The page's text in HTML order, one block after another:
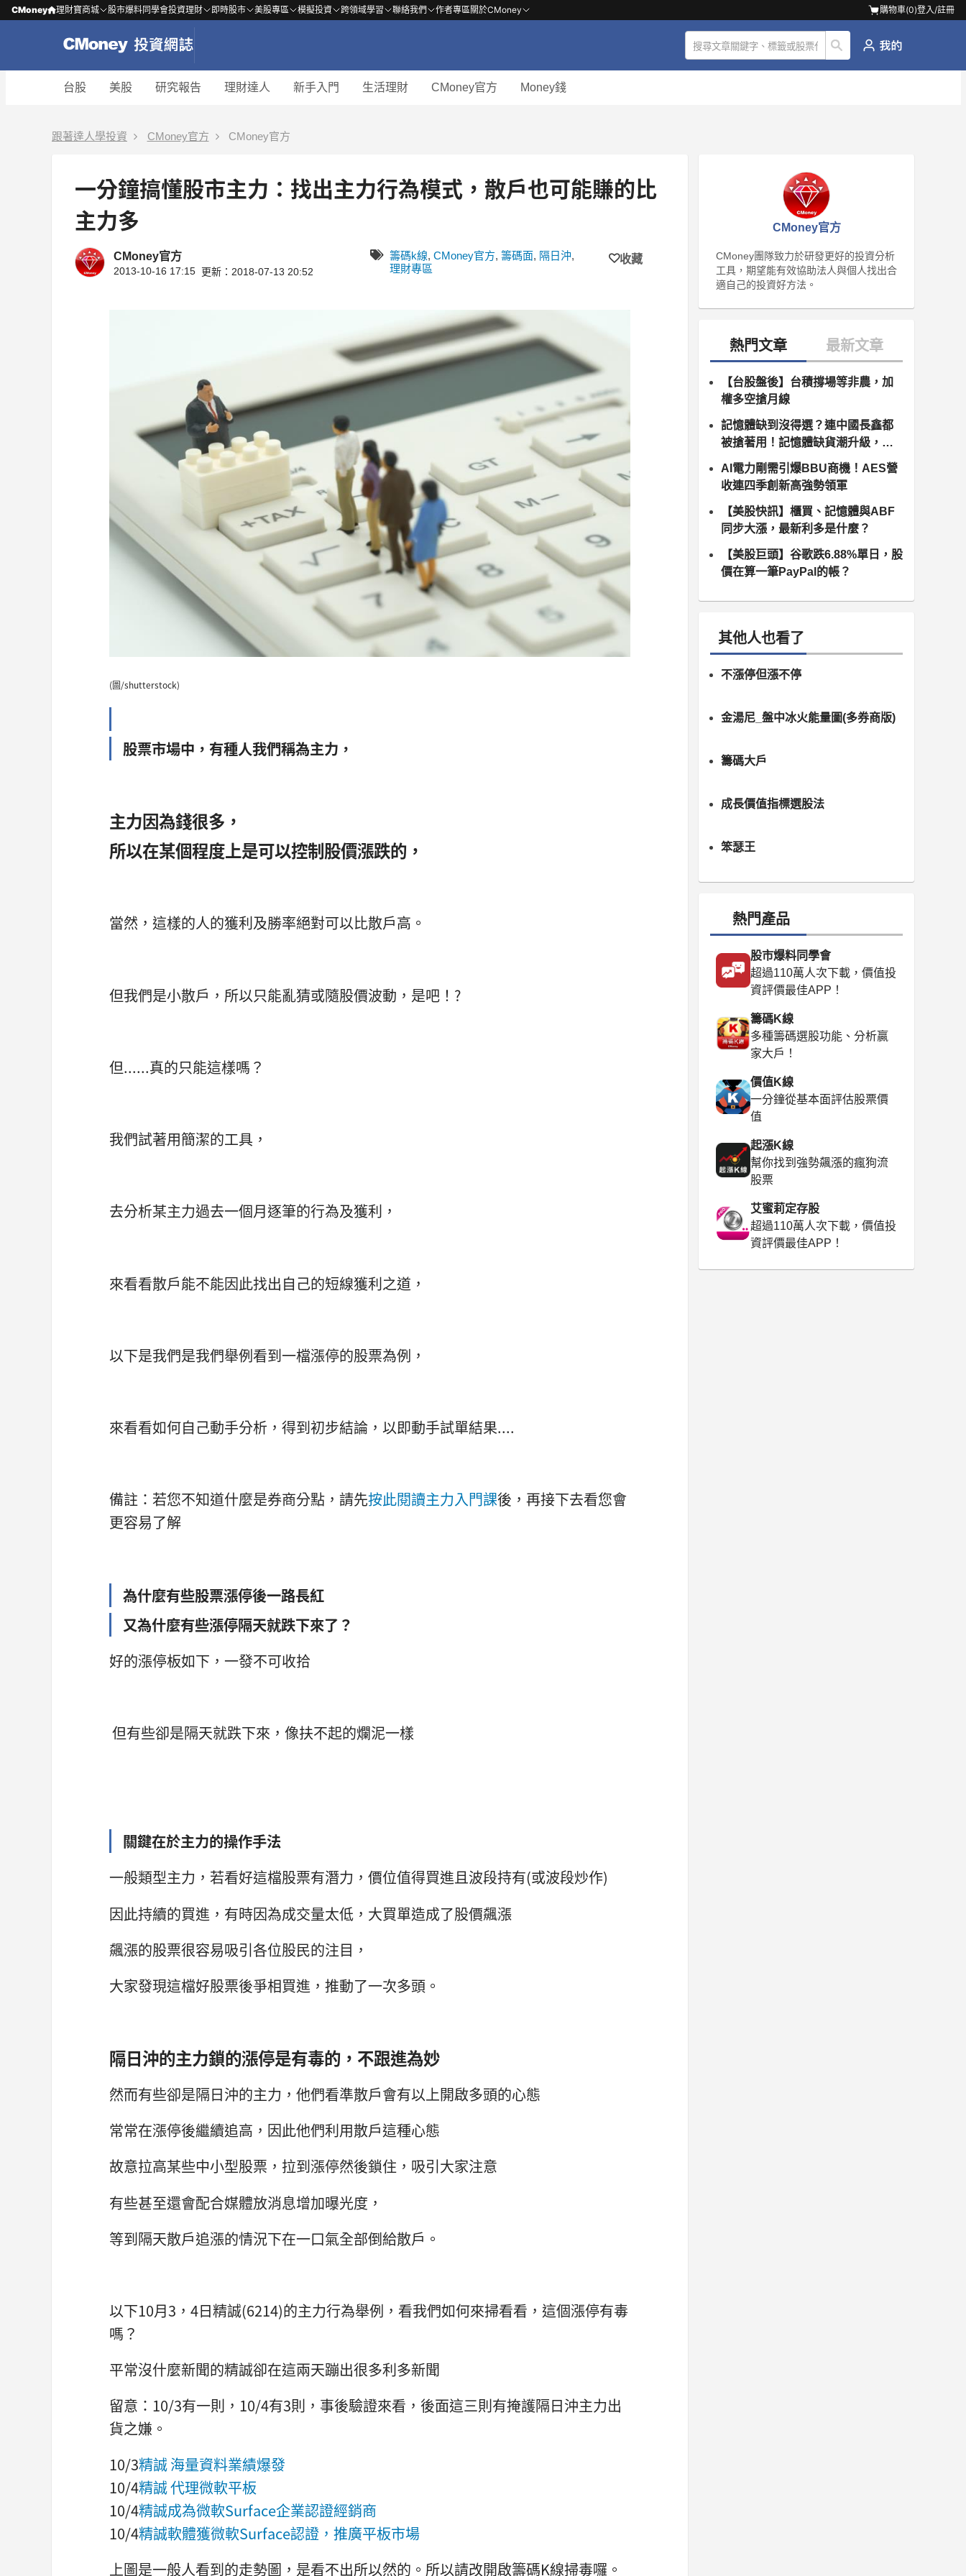
CMoney 理財寶商城 股市爆料同學會投資理財 即時股市 美股專區 模擬投資 跨領域學習 聯絡我們 作者專區關於CMoney 購物車(0)登入/註冊
台股 美股 研究報告 理財達人 新手入門 生活理財 CMoney官方 Money錢
跟著達人學投資 CMoney官方 CMoney官方
一分鐘搞懂股市主力：找出主力行為模式，散戶也可能賺的比
主力多
CMoney官方
2013-10-16 17:15 更新：2018-07-13 20:52
籌碼k線, CMoney官方, 籌碼面, 隔日沖,
理財專區
收藏
(圖/shutterstock)
股票市場中，有種人我們稱為主力，
主力因為錢很多，
所以在某個程度上是可以控制股價漲跌的，
當然，這樣的人的獲利及勝率絕對可以比散戶高。
但我們是小散戶，所以只能亂猜或隨股價波動，是吧！?
但......真的只能這樣嗎？
我們試著用簡潔的工具，
去分析某主力過去一個月逐筆的行為及獲利，
來看看散戶能不能因此找出自己的短線獲利之道，
以下是我們是我們舉例看到一檔漲停的股票為例，
來看看如何自己動手分析，得到初步結論，以即動手試單結果....
備註：若您不知道什麼是券商分點，請先按此閱讀主力入門課後，再接下去看您會
更容易了解
為什麼有些股票漲停後一路長紅
又為什麼有些漲停隔天就跌下來了？
好的漲停板如下，一發不可收拾
但有些卻是隔天就跌下來，像扶不起的爛泥一樣
關鍵在於主力的操作手法
一般類型主力，若看好這檔股票有潛力，價位值得買進且波段持有(或波段炒作)
因此持續的買進，有時因為成交量太低，大買單造成了股價飆漲
飆漲的股票很容易吸引各位股民的注目，
大家發現這檔好股票後爭相買進，推動了一次多頭。
隔日沖的主力鎖的漲停是有毒的，不跟進為妙
然而有些卻是隔日沖的主力，他們看準散戶會有以上開啟多頭的心態
常常在漲停後繼續追高，因此他們利用散戶這種心態
故意拉高某些中小型股票，拉到漲停然後鎖住，吸引大家注意
有些甚至還會配合媒體放消息增加曝光度，
等到隔天散戶追漲的情況下在一口氣全部倒給散戶。
以下10月3，4日精誠(6214)的主力行為舉例，看我們如何來掃看看，這個漲停有毒
嗎？
平常沒什麼新聞的精誠卻在這兩天蹦出很多利多新聞
留意：10/3有一則，10/4有3則，事後驗證來看，後面這三則有掩護隔日沖主力出
貨之嫌。
10/3精誠 海量資料業績爆發
10/4精誠 代理微軟平板
10/4精誠成為微軟Surface企業認證經銷商
10/4精誠軟體獲微軟Surface認證，推廣平板市場
上圖是一般人看到的走勢圖，是看不出所以然的。所以請改開啟籌碼K線掃毒囉。
CMoney官方
CMoney團隊致力於研發更好的投資分析
工具，期望能有效協助法人與個人找出合
適自己的投資好方法。
【台股盤後】台積撐場等非農，加
權多空搶月線
記憶體缺到沒得選？連中國長鑫都
被搶著用！記憶體缺貨潮升級，南
亞科、群聯領軍噴發
AI電力剛需引爆BBU商機！AES營
收連四季創新高強勢領軍
【美股快訊】櫃買、記憶體與ABF
同步大漲，最新利多是什麼？
【美股巨頭】谷歌跌6.88%單日，股
價在算一筆PayPal的帳？
其他人也看了
不漲停但漲不停
金湯尼_盤中冰火能量圖(多券商版)
籌碼大戶
成長價值指標選股法
笨瑟王
熱門產品
股市爆料同學會
超過110萬人次下載，價值投
資評價最佳APP！
籌碼K線
多種籌碼選股功能、分析贏
家大戶！
價值K線
一分鐘從基本面評估股票價
值
起漲K線
幫你找到強勢飆漲的瘋狗流
股票
艾蜜莉定存股
超過110萬人次下載，價值投
資評價最佳APP！